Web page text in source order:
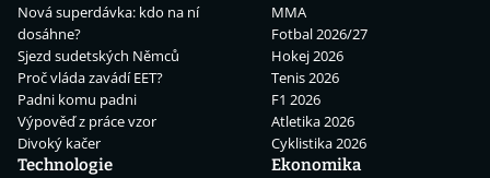
Nová superdávka: kdo na ní
dosáhne?
Sjezd sudetských Němců
Proč vláda zavádí EET?
Padni komu padni
Výpověď z práce vzor
Divoký kačer
MMA
Fotbal 2026/27
Hokej 2026
Tenis 2026
F1 2026
Atletika 2026
Cyklistika 2026
Technologie
Ekonomika